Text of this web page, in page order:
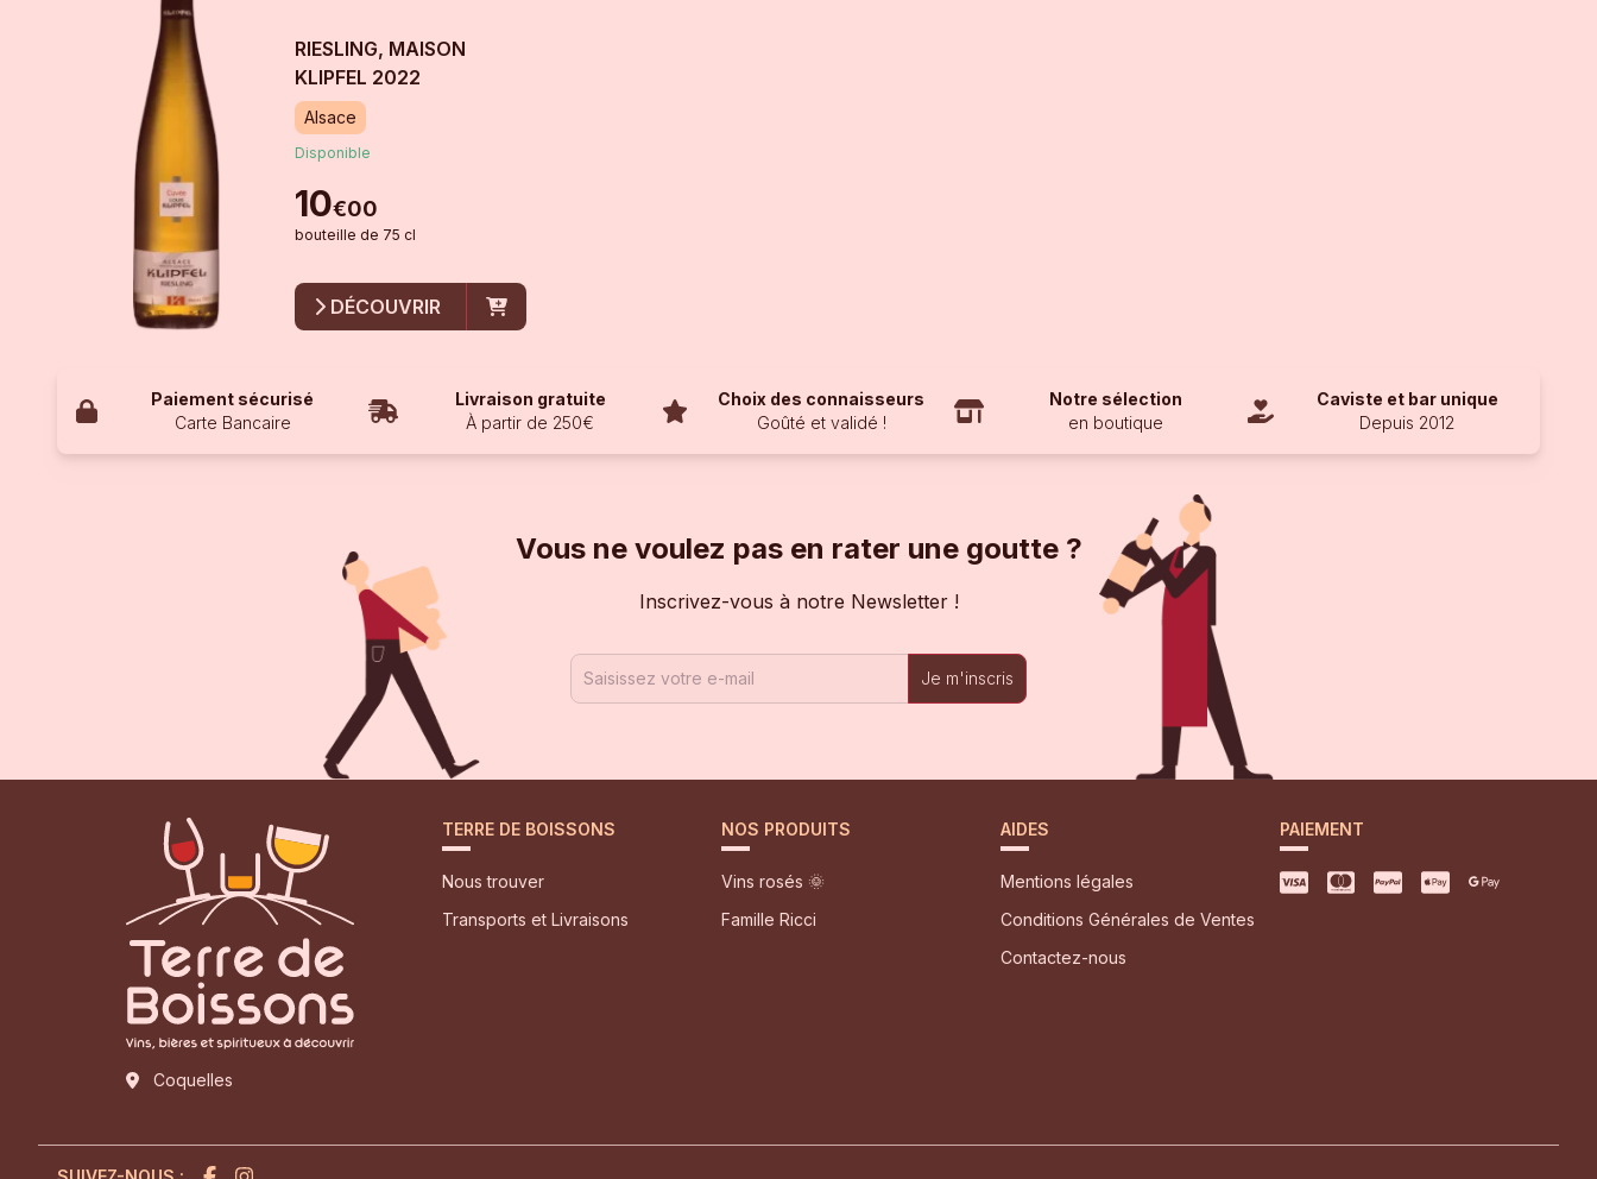
RIESLING, MAISON
KLIPFEL 2022
Alsace
Disponible
10€00
bouteille de 75 cl
DÉCOUVRIR
Paiement sécurisé
Carte Bancaire
Livraison gratuite
À partir de 250€
Choix des connaisseurs
Goûté et validé !
Notre sélection
en boutique
Caviste et bar unique
Depuis 2012
Vous ne voulez pas en rater une goutte ?
Inscrivez-vous à notre Newsletter !
Je m'inscris
Coquelles
TERRE DE BOISSONS
Nous trouver
Transports et Livraisons
NOS PRODUITS
Vins rosés 🌞
Famille Ricci
AIDES
Mentions légales
Conditions Générales de Ventes
Contactez-nous
PAIEMENT